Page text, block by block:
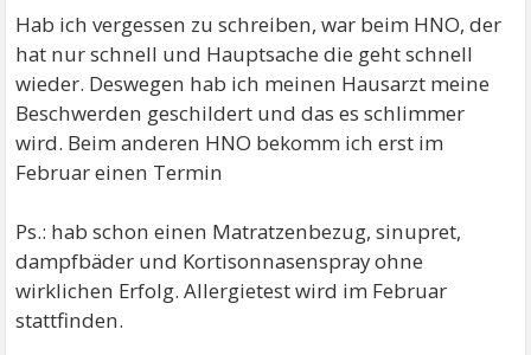
wahrscheinliche Ursache meine Hausstauballergie
festgestellt. Da kann man dann wenigstens was
unternehmen. Bei mir hat schon ein Anti-Milben-
Matratzenbezug geholfen. Decke und Kissen wasche
ich regelmäßig und bevor ich zum ersten Mal im
Herbst die Heizung anstelle, putze ich die Heizkörper
Dass die in der Tagesklinik solche Sprüche machen,
finde ich erstens unfreundlich und zweitens
unprofessionell. Wenn du krank bist, bist du krank
und dann musst du zum Arzt.
Hab ich vergessen zu schreiben, war beim HNO, der
hat nur schnell und Hauptsache die geht schnell
wieder. Deswegen hab ich meinen Hausarzt meine
Beschwerden geschildert und das es schlimmer
wird. Beim anderen HNO bekomm ich erst im
Februar einen Termin
Ps.: hab schon einen Matratzenbezug, sinupret,
dampfbäder und Kortisonnasenspray ohne
wirklichen Erfolg. Allergietest wird im Februar
stattfinden.